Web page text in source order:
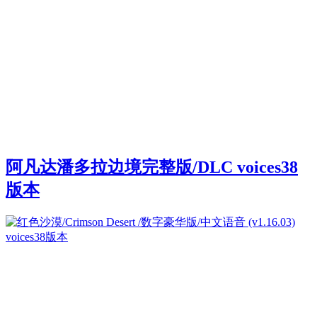
阿凡达潘多拉边境完整版/DLC voices38
版本